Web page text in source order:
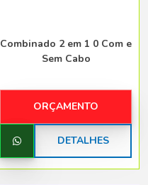
Combinado 2 em 1 0 Com e
Sem Cabo
ORÇAMENTO
DETALHES